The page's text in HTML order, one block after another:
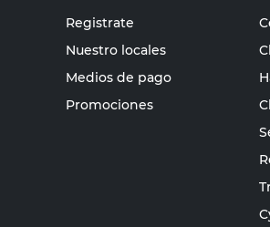
Registrate
Nuestro locales
Medios de pago
Promociones